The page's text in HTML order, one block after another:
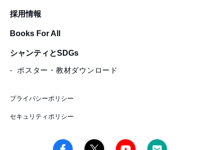
採用情報
Books For All
シャンティとSDGs
ポスター・教材ダウンロード
プライバシーポリシー
セキュリティポリシー